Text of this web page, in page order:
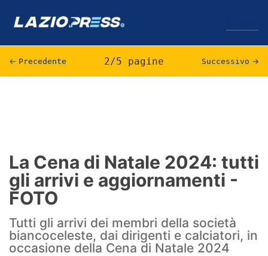
Formello
Infortuni
Primavera
Calciomercato
← Precedente 2/5 pagine Successivo →
La Cena di Natale 2024: tutti
gli arrivi e aggiornamenti -
FOTO
Tutti gli arrivi dei membri della società
biancoceleste, dai dirigenti e calciatori, in
occasione della Cena di Natale 2024